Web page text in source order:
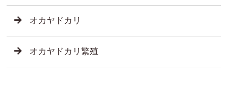
オカヤドカリ
オカヤドカリ繁殖